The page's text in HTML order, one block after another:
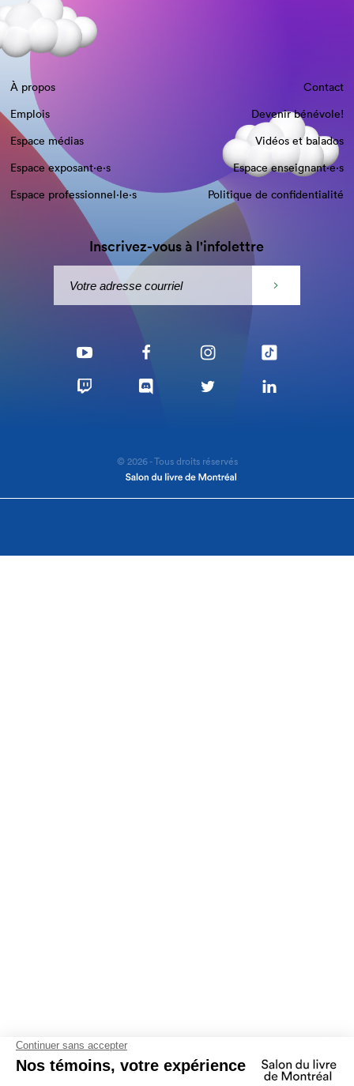
À propos
Contact
Emplois
Devenir bénévole!
Espace médias
Vidéos et balados
Espace exposant·e⋅s
Espace enseignant·e⋅s
Espace professionnel·le⋅s
Politique de confidentialité
Inscrivez-vous à l'infolettre
© 2026 - Tous droits réservés